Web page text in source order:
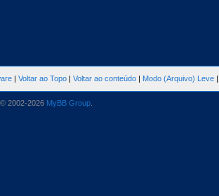
| Voltar ao Topo | Voltar ao conteúdo | Modo (Arquivo) Leve
, © 2002-2026 MyBB Group